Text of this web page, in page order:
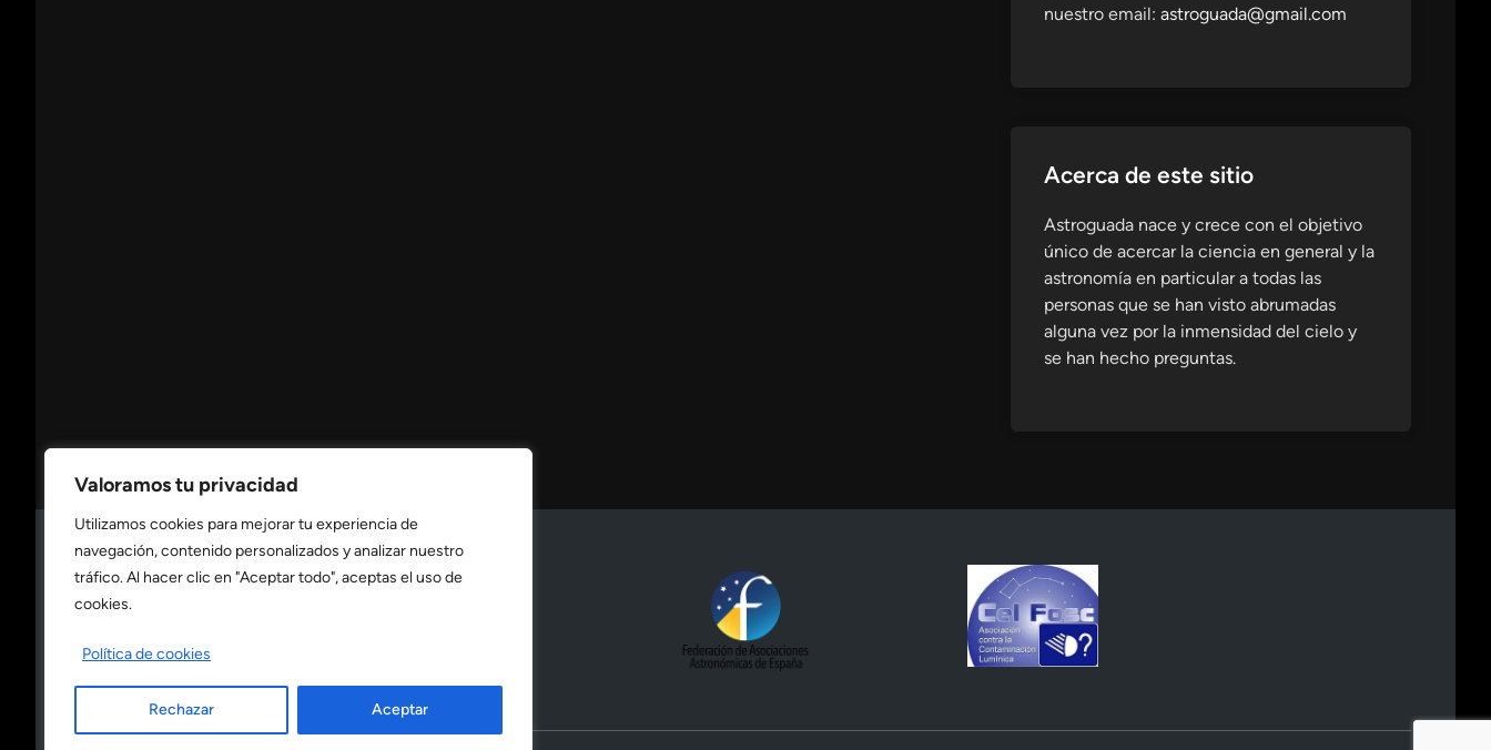
Valoramos tu privacidad
Utilizamos cookies para mejorar tu experiencia de
navegación, contenido personalizados y analizar nuestro
tráfico. Al hacer clic en "Aceptar todo", aceptas el uso de
cookies.
Política de cookies
Rechazar Aceptar
nuestro email: astroguada@gmail.com
Acerca de este sitio
Astroguada nace y crece con el objetivo
único de acercar la ciencia en general y la
astronomía en particular a todas las
personas que se han visto abrumadas
alguna vez por la inmensidad del cielo y
se han hecho preguntas.
Consulta nuestrapolítica de privacidad